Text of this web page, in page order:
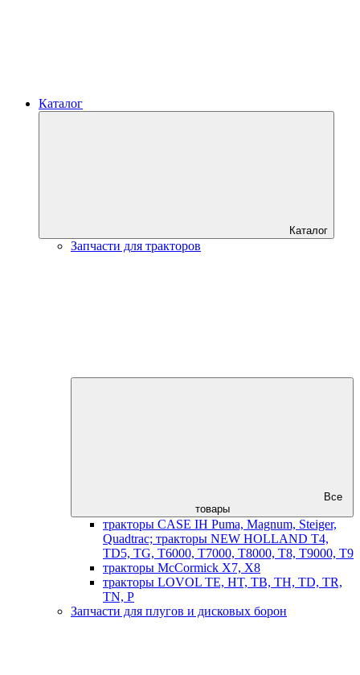
Каталог
Каталог
Запчасти для тракторов
Все
товары
тракторы CASE IH Puma, Magnum, Steiger,
Quadtrac; тракторы NEW HOLLAND T4,
TD5, TG, T6000, T7000, T8000, T8, T9000, T9
тракторы McCormick X7, X8
тракторы LOVOL TE, HT, TB, TH, TD, TR,
TN, P
Запчасти для плугов и дисковых борон